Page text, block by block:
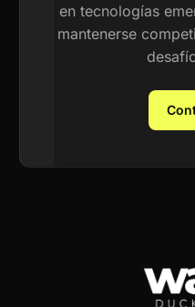
en tecnologías
mantenerse